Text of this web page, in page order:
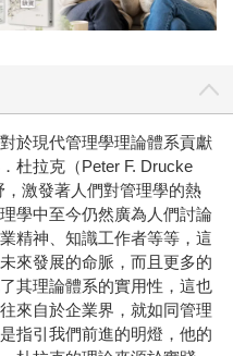
於現代管理學理論體系貢獻
杜拉克（Peter F. Drucke
激發著人們對管理學的熱
學中至今仍然廣為人們討論
精神、知識工作者等等，這
來發展的命脈，而且更多的
其理論體系的實用性，這也
來自於企業界，就如同管理
指引我們前進的明燈，他的